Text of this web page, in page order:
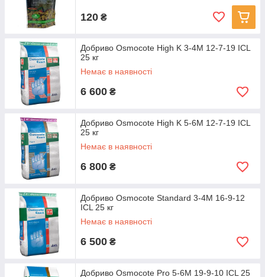
120 ₴
Добриво Osmocote High K 3-4M 12-7-19 ICL
25 кг
Немає в наявності
6 600 ₴
Добриво Osmocote High K 5-6M 12-7-19 ICL
25 кг
Немає в наявності
6 800 ₴
Добриво Osmocote Standard 3-4M 16-9-12
ICL 25 кг
Немає в наявності
6 500 ₴
Добриво Osmocote Pro 5-6M 19-9-10 ICL 25